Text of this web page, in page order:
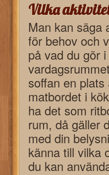
Vilka
Man kan säga
för behov och
på vad du gör
soffan en
matbordet i
ha det som
rum, då gäller
med din
känna till vilka
du kan